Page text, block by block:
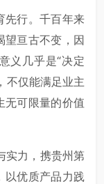
先行。千百年来
望亘古不变，因
义几乎是“决定
不仅能满足业主
无可限量的价值
实力，携贵州第
优质产品力践